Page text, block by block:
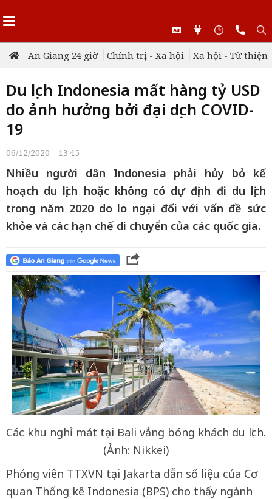
An Giang 24 giờ Chính trị - Xã hội Xã hội - Từ thiện
Du lịch Indonesia mất hàng tỷ USD
do ảnh hưởng bởi đại dịch COVID-
19
06/12/2020 - 13:45
Nhiều người dân Indonesia phải hủy bỏ kế
hoạch du lịch hoặc không có dự định đi du lịch
trong năm 2020 do lo ngại đối với vấn đề sức
khỏe và các hạn chế di chuyển của các quốc gia.
Các khu nghỉ mát tại Bali vắng bóng khách du lịch.
(Ảnh: Nikkei)
Phóng viên TTXVN tại Jakarta dẫn số liệu của Cơ
quan Thống kê Indonesia (BPS) cho thấy ngành